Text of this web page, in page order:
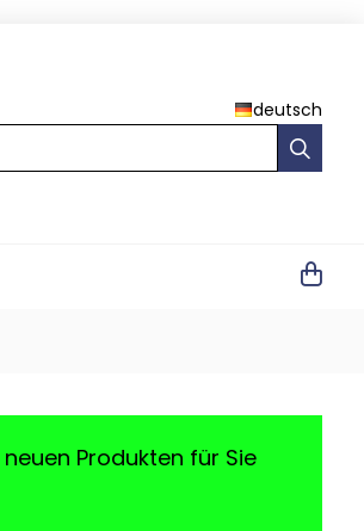
deutsch
Produkten für Sie